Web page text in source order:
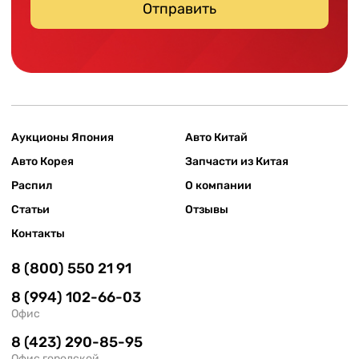
Отправить
Аукционы Япония
Авто Китай
Авто Корея
Запчасти из Китая
Распил
О компании
Статьи
Отзывы
Контакты
8 (800) 550 21 91
8 (994) 102-66-03
Офис
8 (423) 290-85-95